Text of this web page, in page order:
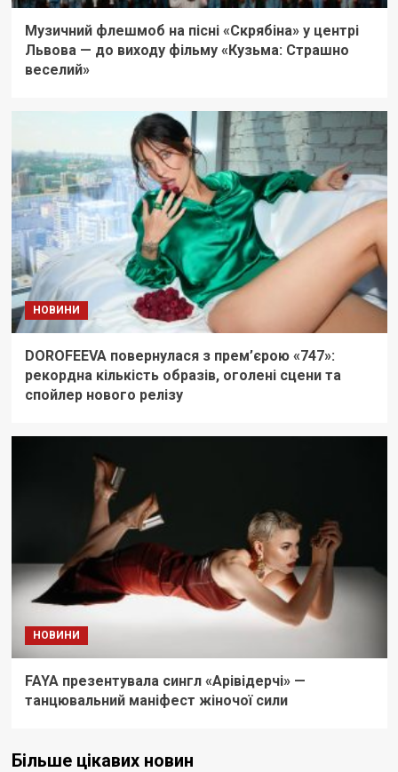
Музичний флешмоб на пісні «Скрябіна» у центрі
Львова — до виходу фільму «Кузьма: Страшно
веселий»
НОВИНИ
DOROFEEVA повернулася з прем’єрою «747»:
рекордна кількість образів, оголені сцени та
спойлер нового релізу
НОВИНИ
FAYA презентувала сингл «Арівідерчі» —
танцювальний маніфест жіночої сили
Більше цікавих новин